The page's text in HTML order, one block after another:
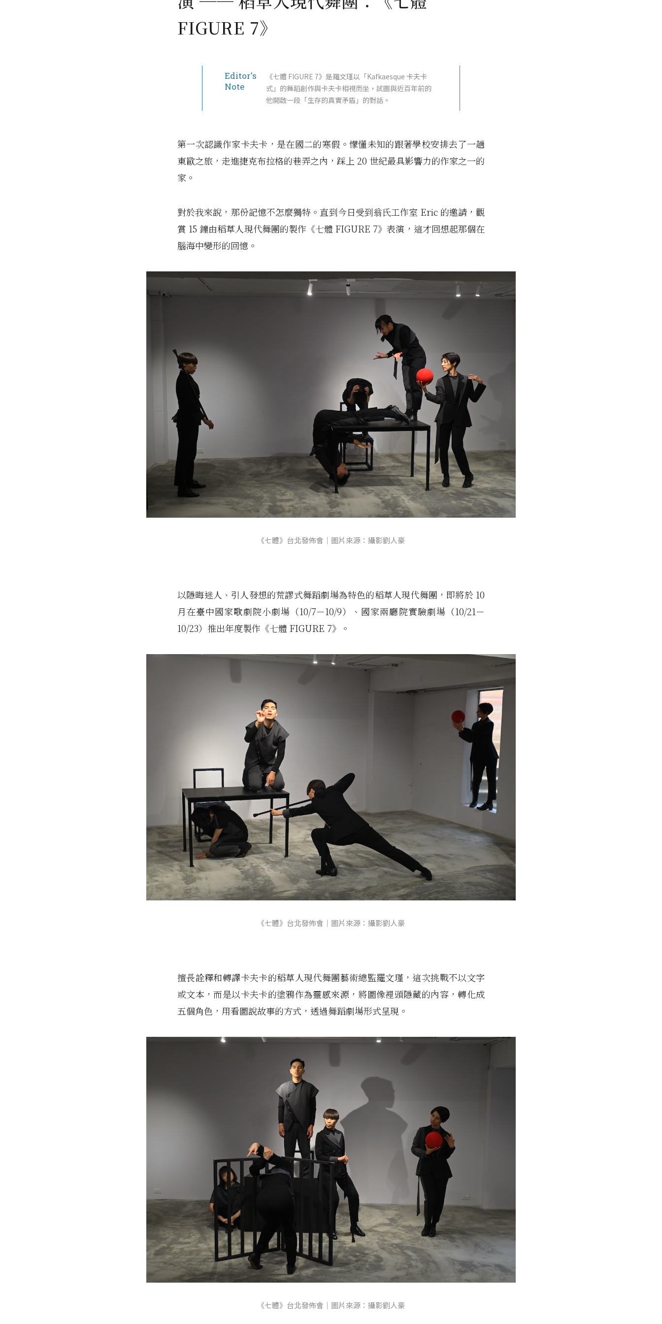
FIGURE 7》
Editor's
Note
《七體 FIGURE 7》是羅文瑾以「Kafkaesque 卡夫卡
式」的舞蹈創作與卡夫卡相視而坐，試圖與近百年前的
他開啟一段「生存的真實矛盾」的對話。
第一次認識作家卡夫卡，是在國二的寒假。懞懂未知的跟著學校安排去了一趟
東歐之旅，走進捷克布拉格的巷弄之內，踩上 20 世紀最具影響力的作家之一的
家。
對於我來說，那份記憶不怎麼獨特。直到今日受到翁氏工作室 Eric 的邀請，觀
賞 15 鐘由稻草人現代舞團的製作《七體 FIGURE 7》表演，這才回想起那個在
腦海中變形的回憶。
《七體》台北發佈會｜圖片來源：攝影劉人豪
以隱晦迷人、引人發想的荒謬式舞蹈劇場為特色的稻草人現代舞團，即將於 10
月在臺中國家歌劇院小劇場（10/7－10/9）、國家兩廳院實驗劇場（10/21－
10/23）推出年度製作《七體 FIGURE 7》。
《七體》台北發佈會｜圖片來源：攝影劉人豪
擅長詮釋和轉譯卡夫卡的稻草人現代舞團藝術總監羅文瑾，這次挑戰不以文字
或文本，而是以卡夫卡的塗鴉作為靈感來源，將圖像裡頭隱藏的內容，轉化成
五個角色，用看圖說故事的方式，透過舞蹈劇場形式呈現。
《七體》台北發佈會｜圖片來源：攝影劉人豪